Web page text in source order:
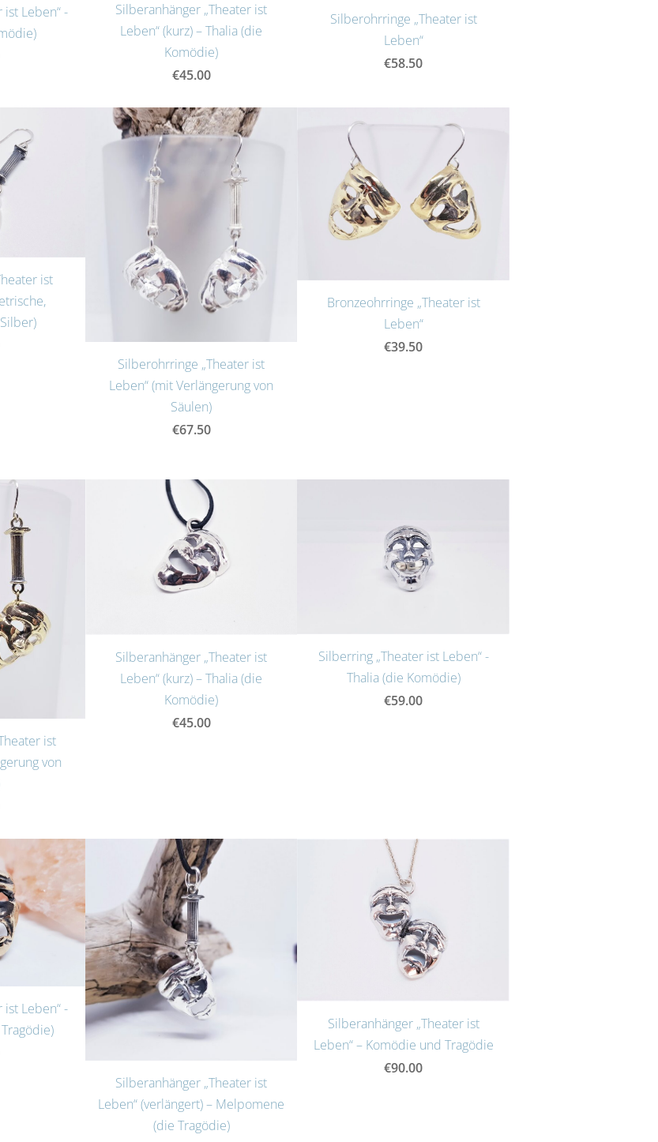
ist Leben“ -
Silberanhänger „Theater ist
Leben“ (kurz) – Thalia (die
Komödie)
€45.00
Silberohrringe „Theater ist
Leben“
€58.50
ist
Silberohrringe „Theater ist
Leben“ (mit Verlängerung von
Säulen)
€67.50
Bronzeohrringe „Theater ist
Leben“
€39.50
ist
von
Silberanhänger „Theater ist
Leben“ (kurz) – Thalia (die
Komödie)
€45.00
Silberring „Theater ist Leben“ -
Thalia (die Komödie)
€59.00
ist Leben“ -
Silberanhänger „Theater ist
Leben“ (verlängert) – Melpomene
(die Tragödie)
Silberanhänger „Theater ist
Leben“ – Komödie und Tragödie
€90.00